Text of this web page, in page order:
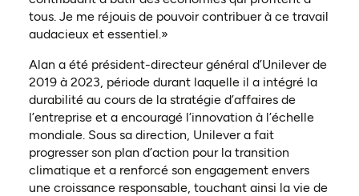
tous. Je me réjouis de pouvoir contribuer à ce travail
audacieux et essentiel.»
Alan a été président-directeur général d’Unilever de
2019 à 2023, période durant laquelle il a intégré la
durabilité au cours de la stratégie d’affaires de
l’entreprise et a encouragé l’innovation à l’échelle
mondiale. Sous sa direction, Unilever a fait
progresser son plan d’action pour la transition
climatique et a renforcé son engagement envers
une croissance responsable, touchant ainsi la vie de